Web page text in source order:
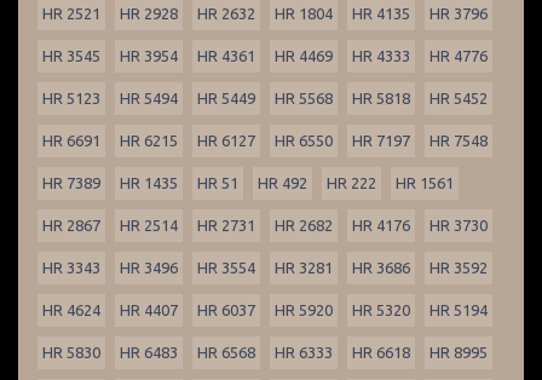
HR 2521 HR 2928 HR 2632 HR 1804 HR 4135 HR 3796
HR 3545 HR 3954 HR 4361 HR 4469 HR 4333 HR 4776
HR 5123 HR 5494 HR 5449 HR 5568 HR 5818 HR 5452
HR 6691 HR 6215 HR 6127 HR 6550 HR 7197 HR 7548
HR 7389 HR 1435 HR 51 HR 492 HR 222 HR 1561
HR 2867 HR 2514 HR 2731 HR 2682 HR 4176 HR 3730
HR 3343 HR 3496 HR 3554 HR 3281 HR 3686 HR 3592
HR 4624 HR 4407 HR 6037 HR 5920 HR 5320 HR 5194
HR 5830 HR 6483 HR 6568 HR 6333 HR 6618 HR 8995